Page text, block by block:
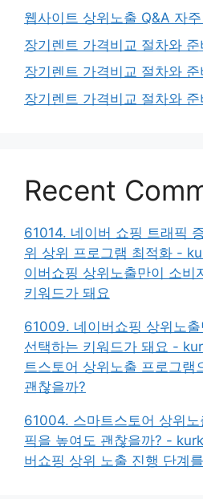
웹사이트 상위노출 Q&A 자
장기렌트 가격비교 절차와
장기렌트 가격비교 절차와
장기렌트 가격비교 절차와
Recent
61014. 네이버 쇼핑 트래픽
위 상위 프로그램 최적화 -
이버쇼핑 상위노출만이 소비
키워드가 돼요
61009. 네이버쇼핑 상위노
선택하는 키워드가 돼요 -
트스토어 상위노출 프로그램
괜찮을까?
61004. 스마트스토어 상위
픽을 높여도 괜찮을까? -
버쇼핑 상위 노출 진행 단계